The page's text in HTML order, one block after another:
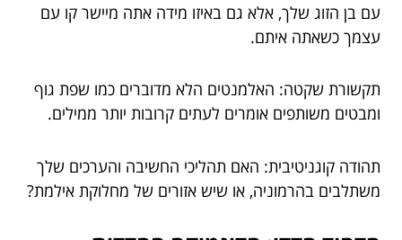
עם בן הזוג שלך, אלא גם באיזו מידה אתה מיישר קו עם
עצמך כשאתה איתם.
תקשורת שקטה: האלמנטים הלא מדוברים כמו שפת גוף
ומבטים משותפים אומרים לעתים קרובות יותר ממילים.
תהודה קוגניטיבית: האם תהליכי החשיבה והערכים שלך
משתלבים בהרמוניה, או שיש אזורים של מחלוקת אילמת?